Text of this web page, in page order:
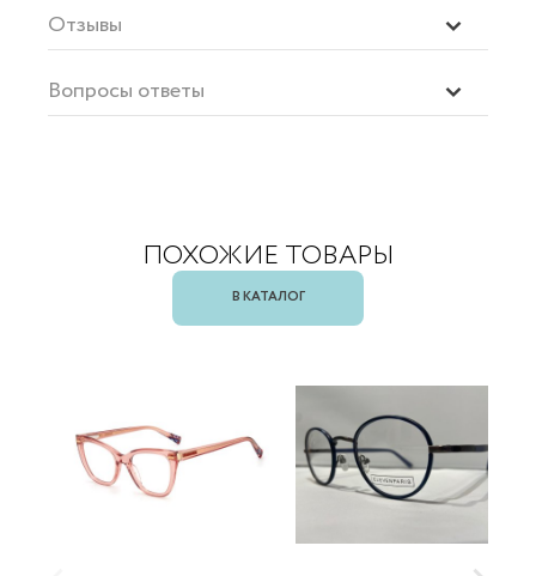
Отзывы
Вопросы ответы
ПОХОЖИЕ ТОВАРЫ
В КАТАЛОГ